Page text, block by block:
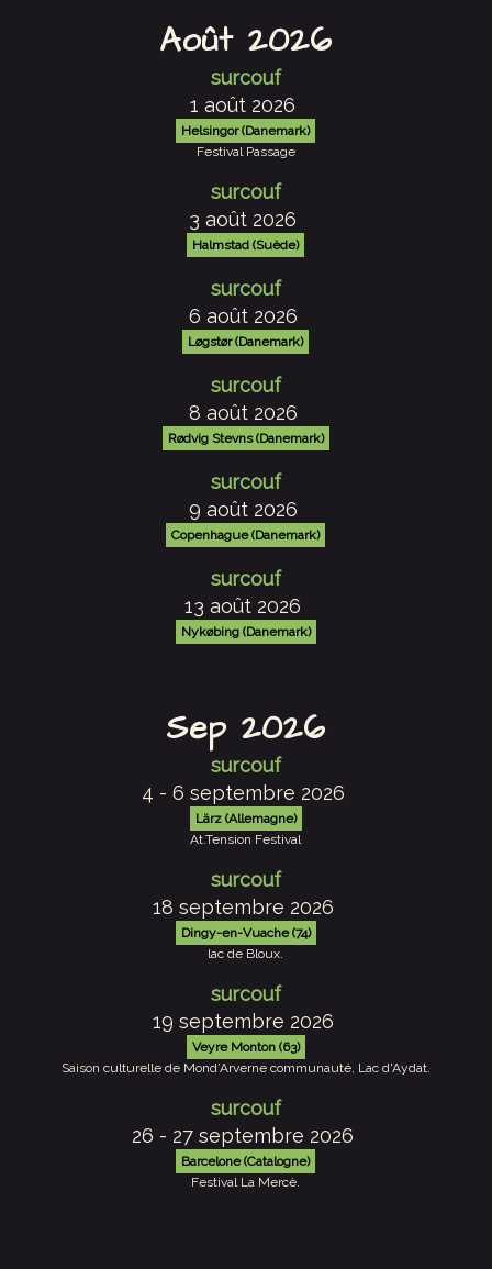
Août 2026
surcouf
1 août 2026
Helsingor (Danemark)
Festival Passage
surcouf
3 août 2026
Halmstad (Suède)
surcouf
6 août 2026
Løgstør (Danemark)
surcouf
8 août 2026
Rødvig Stevns (Danemark)
surcouf
9 août 2026
Copenhague (Danemark)
surcouf
13 août 2026
Nykøbing (Danemark)
Sep 2026
surcouf
4 - 6 septembre 2026
Lärz (Allemagne)
At.Tension Festival
surcouf
18 septembre 2026
Dingy-en-Vuache (74)
lac de Bloux.
surcouf
19 septembre 2026
Veyre Monton (63)
Saison culturelle de Mond’Arverne communauté, Lac d'Aydat.
surcouf
26 - 27 septembre 2026
Barcelone (Catalogne)
Festival La Mercè.